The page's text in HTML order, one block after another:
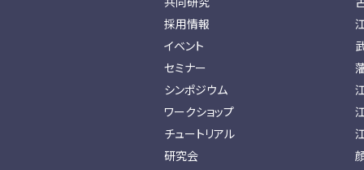
採用情報
イベント
セミナー
シンポジウム
ワークショップ
チュートリアル
研究会